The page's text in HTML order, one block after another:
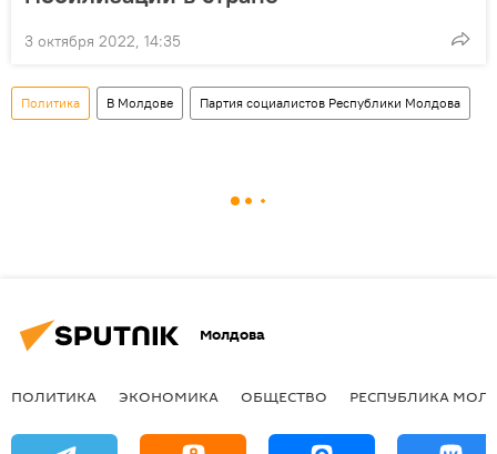
3 октября 2022, 14:35
Политика В Молдове Партия социалистов Республики Молдова
Молдова
ПОЛИТИКА ЭКОНОМИКА ОБЩЕСТВО РЕСПУБЛИКА